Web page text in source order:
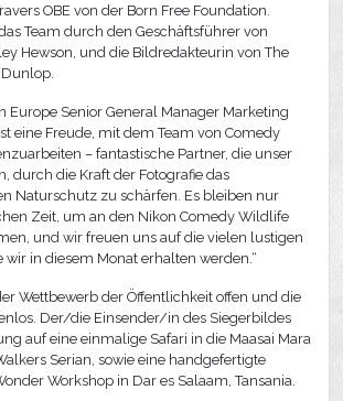
OBE von der Born Free Foundation.
Team durch den Geschäftsführer von
Hewson, und die Bildredakteurin von The
Europe Senior General Manager Marketing
eine Freude, mit dem Team von Comedy
– fantastische Partner, die unser
durch die Kraft der Fotografie das
Naturschutz zu schärfen. Es bleiben nur
Zeit, um an den Nikon Comedy Wildlife
und wir freuen uns auf die vielen lustigen
wir in diesem Monat erhalten werden.“
Wettbewerb der Öffentlichkeit offen und die
Der/die Einsender/in des Siegerbildes
auf eine einmalige Safari in die Maasai Mara
Serian, sowie eine handgefertigte
Workshop in Dar es Salaam, Tansania.